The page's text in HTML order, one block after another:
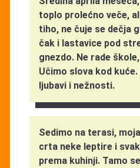
toplo prolećno veče,
tiho, ne čuje se dečja
čak i lastavice pod
gnezdo. Ne rade
Učimo slova kod
ljubavi i nežnosti.
Sedimo na terasi,
crta neke leptire i
prema kuhinji. Tamo